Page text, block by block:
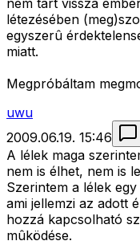
nem tart vissza
létezésében
egyszerû
miatt.
Megpróbáltam
uwu
2009.06.19. 15:46
A lélek maga
nem is élhet, nem is
Szerintem a lélek
ami jellemzi az adott
hozzá kapcsolható
mûködése.